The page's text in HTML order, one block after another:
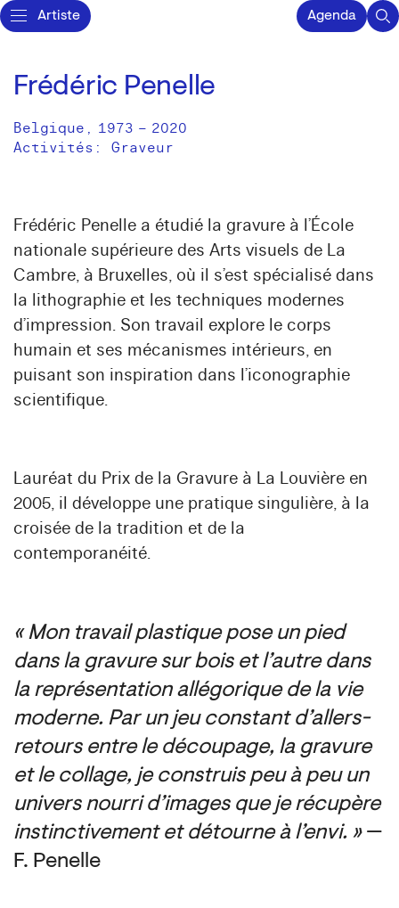
Artiste Agenda
Frédéric Penelle
Belgique , 1973 – 2020
Activités: Graveur
Frédéric Penelle a étudié la gravure à l’École
nationale supérieure des Arts visuels de La
Cambre, à Bruxelles, où il s’est spécialisé dans
la lithographie et les techniques modernes
d’impression. Son travail explore le corps
humain et ses mécanismes intérieurs, en
puisant son inspiration dans l’iconographie
scientifique.
Lauréat du Prix de la Gravure à La Louvière en
2005, il développe une pratique singulière, à la
croisée de la tradition et de la
contemporanéité.
« Mon travail plastique pose un pied
dans la gravure sur bois et l’autre dans
la représentation allégorique de la vie
moderne. Par un jeu constant d’allers-
retours entre le découpage, la gravure
et le collage, je construis peu à peu un
univers nourri d’images que je récupère
instinctivement et détourne à l’envi. »—
F. Penelle